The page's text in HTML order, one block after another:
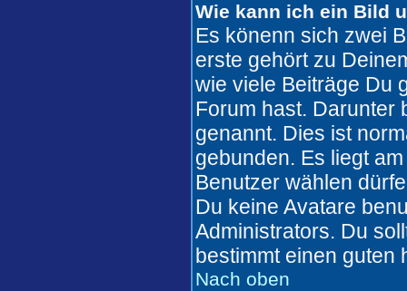
Wie kann ich ein Bild
Es könenn sich zwei
erste gehört zu
wie viele Beiträge Du
Forum hast. Darunter
genannt. Dies ist
gebunden. Es liegt
Benutzer wählen
Du keine Avatare
Administrators. Du
bestimmt einen guten
Nach oben